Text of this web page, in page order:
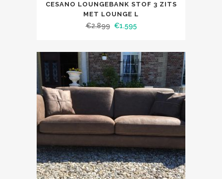
CESANO LOUNGEBANK STOF 3 ZITS
MET LOUNGE L
€2.899 €1.595